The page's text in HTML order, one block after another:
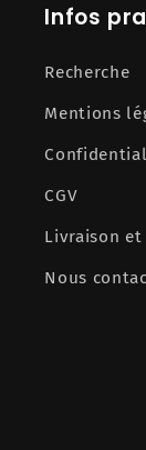
Infos
Recherche
Mentions
CGV
Livraison
Nous